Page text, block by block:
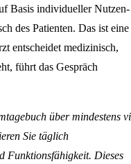
Basis individueller Nutzen-
des Patienten. Das ist eine
entscheidet medizinisch,
führt das Gespräch
über mindestens
Sie täglich
Funktionsfähigkeit. Dieses